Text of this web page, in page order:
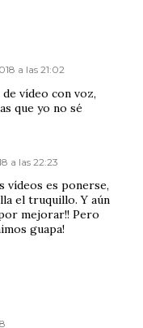
a las 21:02
vídeo con voz,
que yo no sé
a las 22:23
vídeos es ponerse,
el truquillo. Y aún
mejorar!! Pero
guapa!